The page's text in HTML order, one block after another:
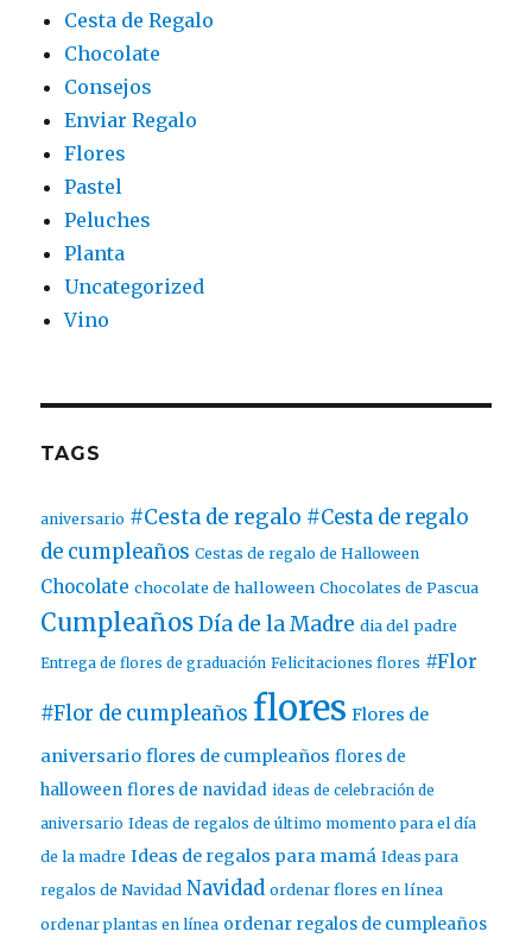
Cesta de Regalo
Chocolate
Consejos
Enviar Regalo
Flores
Pastel
Peluches
Planta
Uncategorized
Vino
TAGS
aniversario #Cesta de regalo #Cesta de regalo
de cumpleaños Cestas de regalo de Halloween
Chocolate chocolate de halloween Chocolates de Pascua
Cumpleaños Día de la Madre dia del padre
Entrega de flores de graduación Felicitaciones flores #Flor
#Flor de cumpleaños flores Flores de
aniversario flores de cumpleaños flores de
halloween flores de navidad ideas de celebración de
aniversario Ideas de regalos de último momento para el día
de la madre Ideas de regalos para mamá Ideas para
regalos de Navidad Navidad ordenar flores en línea
ordenar plantas en línea ordenar regalos de cumpleaños